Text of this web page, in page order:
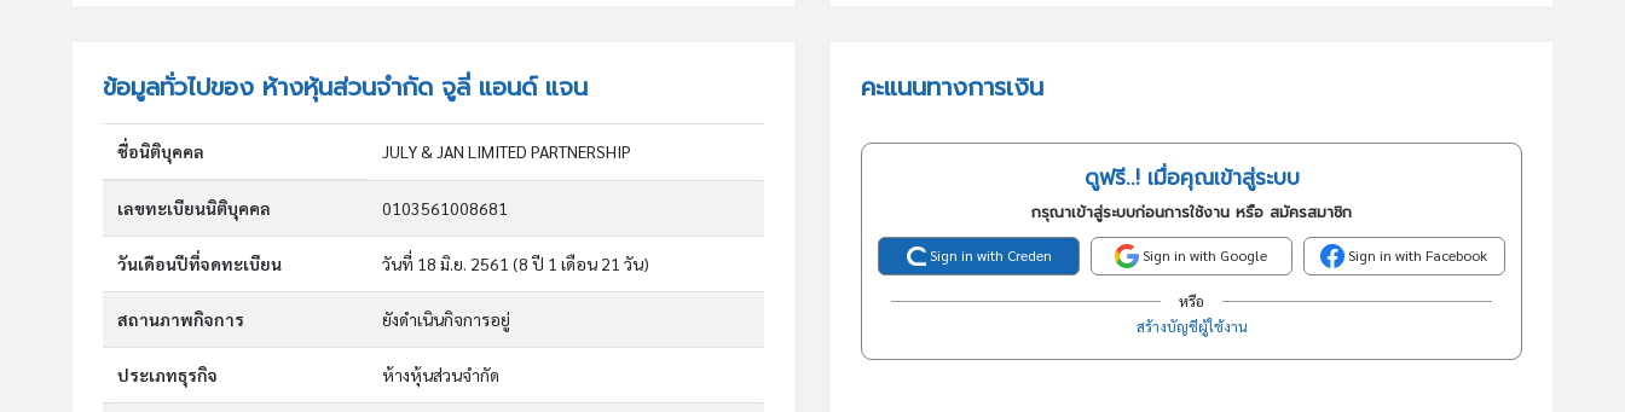
ข้อมูลทั่วไปของ ห้างหุ้นส่วนจำกัด จูลี่ แอนด์ แจน
ชื่อนิติบุคคล JULY & JAN LIMITED PARTNERSHIP
เลขทะเบียนนิติบุคคล 0103561008681
วันเดือนปีที่จดทะเบียน วันที่ 18 มิ.ย. 2561 (8 ปี 1 เดือน 21 วัน)
สถานภาพกิจการ ยังดำเนินกิจการอยู่
ประเภทธุรกิจ ห้างหุ้นส่วนจำกัด
คะแนนทางการเงิน
ดูฟรี..! เมื่อคุณเข้าสู่ระบบ
กรุณาเข้าสู่ระบบก่อนการใช้งาน หรือ สมัครสมาชิก
Sign in with Creden Sign in with Google Sign in with Facebook
หรือ
สร้างบัญชีผู้ใช้งาน